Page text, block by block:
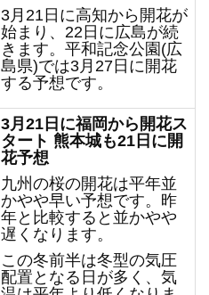
3月21日に高知から開花が
始まり、22日に広島が続
きます。平和記念公園(広
島県)では3月27日に開花
する予想です。
3月21日に福岡から開花ス
タート 熊本城も21日に開
花予想
九州の桜の開花は平年並
かやや早い予想です。昨
年と比較すると並かやや
遅くなります。
この冬前半は冬型の気圧
配置となる日が多く、気